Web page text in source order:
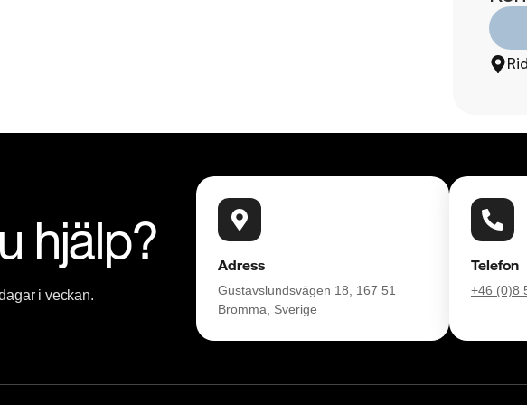
enkelt hos
Med korta
Telefontider:
Måndag -
Måndag -
Söndag
hjälp?
i veckan.
Adress
Gustavslundsvägen 18, 167 51
Bromma, Sverige
Telefon
+46 (0)8